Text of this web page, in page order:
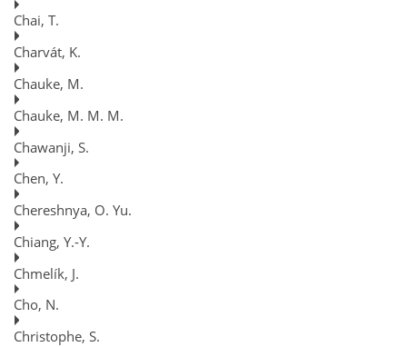
Chai, T.
Charvát, K.
Chauke, M.
Chauke, M. M. M.
Chawanji, S.
Chen, Y.
Chereshnya, O. Yu.
Chiang, Y.-Y.
Chmelík, J.
Cho, N.
Christophe, S.